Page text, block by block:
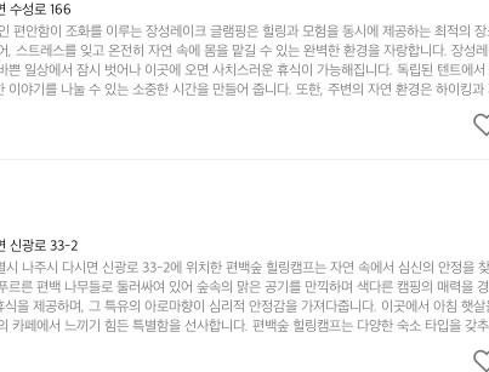
수성로 166
편안함이 조화를 이루는 장성레이크 글램핑은 힐링과 모험을 동시에 제공하는 최적의
, 스트레스를 잊고 온전히 자연 속에 몸을 맡길 수 있는 완벽한 환경을 자랑합니다. 장성
쁜 일상에서 잠시 벗어나 이곳에 오면 사치스러운 휴식이 가능해집니다. 독립된 텐트에
이야기를 나눌 수 있는 소중한 시간을 만들어 줍니다. 또한, 주변의 자연 환경은 하이킹
한 조건을 갖추고 있습니다. 이곳에서의 캠핑은 단순한 숙박이 아닌, 가족과 친구들과
를 좋아하는 분들에게는 매주 특별한 바비큐 파티와 지역에서 나는 신선한 재료로 만든
속 힐링을 기다리는 장성레이크 글램핑은 언젠가 반드시 방문해봐야 할 명소로 자리매
신광로 33-2
시 나주시 다시면 신광로 33-2에 위치한 편백숲 힐링캠프는 자연 속에서 심신의 안정을
르른 편백 나무들로 둘러싸여 있어 숲속의 맑은 공기를 만끽하며 색다른 캠핑의 매력을
을 제공하며, 그 특유의 아로마향이 심리적 안정감을 가져다줍니다. 이곳에서 아침 햇
카페에서 느끼기 힘든 특별함을 선사합니다. 편백숲 힐링캠프는 다양한 숙소 타입을 갖
남는 특별한 시간을 보낼 수 있습니다. 주변에는 자전거 도로와 하이킹 트레일이 있어 액
을 거닐며 다양한 생태계를 체험해보는 것도 일상의 스트레스를 잊게 해줍니다. 또한,